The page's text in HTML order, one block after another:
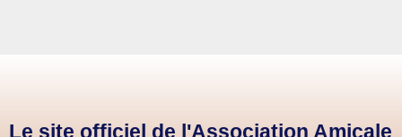
Le site officiel de l'Association Amicale